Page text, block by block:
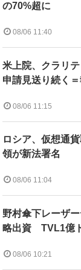
の70%超に
08/06 11:40
米上院、クラリ
申請見送り続く
08/06 11:15
ロシア、仮想通
領が新法署名
08/06 11:04
野村傘下レーザ
略出資 TVL1億
08/06 10:21